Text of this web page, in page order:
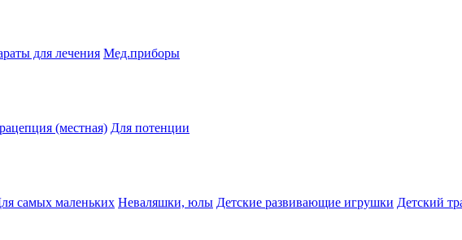
для лечения Мед.приборы
(местная) Для потенции
самых маленьких Неваляшки, юлы Детские развивающие игрушки Детский